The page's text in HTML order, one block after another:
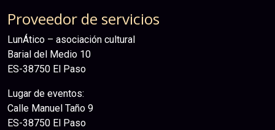
Proveedor de servicios
LunÁtico – asociación cultural
Barial del Medio 10
ES-38750 El Paso
Lugar de eventos:
Calle Manuel Taño 9
ES-38750 El Paso